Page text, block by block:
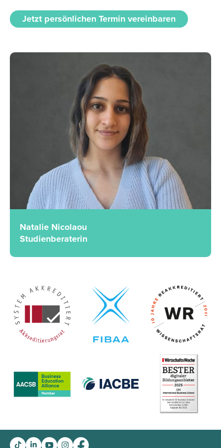
Jetzt persönlichen Termin vereinbaren
Natalie Nicolaou
Studienberaterin